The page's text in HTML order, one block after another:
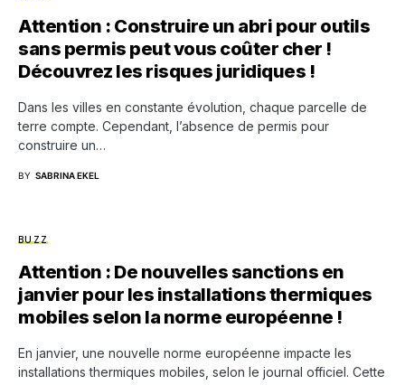
Attention : Construire un abri pour outils
sans permis peut vous coûter cher !
Découvrez les risques juridiques !
Dans les villes en constante évolution, chaque parcelle de
terre compte. Cependant, l’absence de permis pour
construire un…
BY SABRINA EKEL
BUZZ
Attention : De nouvelles sanctions en
janvier pour les installations thermiques
mobiles selon la norme européenne !
En janvier, une nouvelle norme européenne impacte les
installations thermiques mobiles, selon le journal officiel. Cette